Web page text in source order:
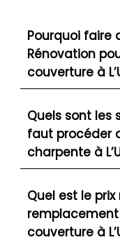
Pourquoi faire
Rénovation
couverture à
Quels sont les
faut procéder
charpente à
Quel est le
couverture à